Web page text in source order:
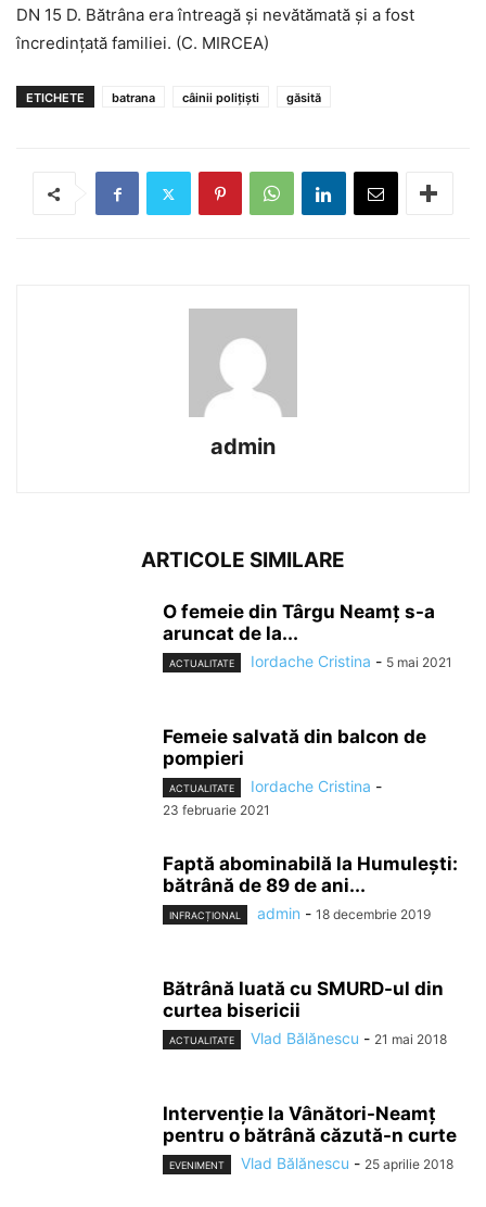
DN 15 D. Bătrâna era întreagă şi nevătămată şi a fost
încredinţată familiei. (C. MIRCEA)
ETICHETE batrana câinii poliţişti găsită
admin
ARTICOLE SIMILARE
O femeie din Târgu Neamț s-a
aruncat de la...
ACTUALITATE Iordache Cristina - 5 mai 2021
Femeie salvată din balcon de
pompieri
ACTUALITATE Iordache Cristina -
23 februarie 2021
Faptă abominabilă la Humulești:
bătrână de 89 de ani...
INFRACȚIONAL admin - 18 decembrie 2019
Bătrână luată cu SMURD-ul din
curtea bisericii
ACTUALITATE Vlad Bălănescu - 21 mai 2018
Intervenţie la Vânători-Neamţ
pentru o bătrână căzută-n curte
EVENIMENT Vlad Bălănescu - 25 aprilie 2018